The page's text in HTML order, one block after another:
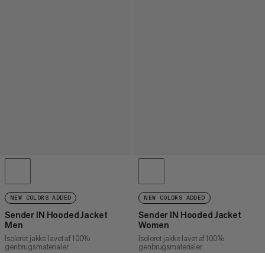
NEW COLORS ADDED
Sender IN Hooded Jacket
Men
Isoleret jakke lavet af 100%
genbrugsmaterialer
NEW COLORS ADDED
Sender IN Hooded Jacket
Women
Isoleret jakke lavet af 100%
genbrugsmaterialer